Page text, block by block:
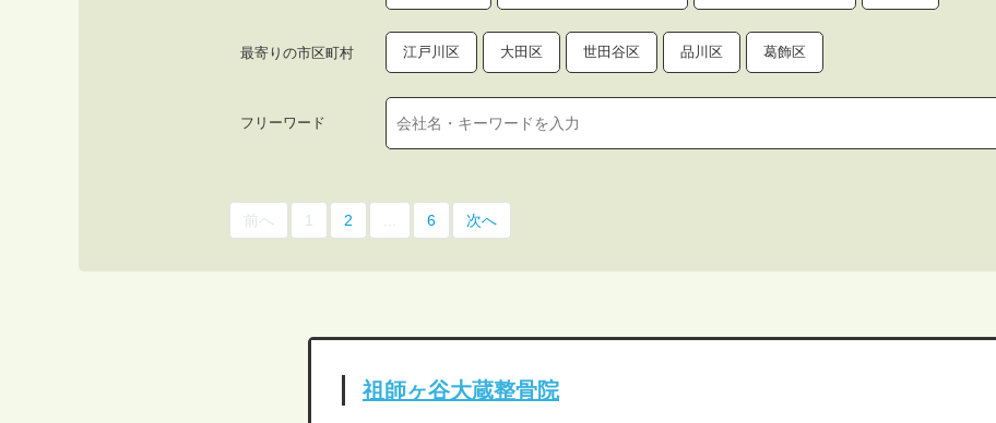
最寄りの市区町村 江戸川区 大田区 世田谷区 品川区 葛飾区
フリーワード
前へ 1 2 6 次へ
祖師ヶ谷大蔵整骨院